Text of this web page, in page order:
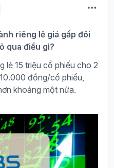
riêng lẻ giá gấp đôi
qua điều gì?
lẻ 15 triệu cổ phiếu cho 2
đồng/cổ phiếu,
khoảng một nửa.